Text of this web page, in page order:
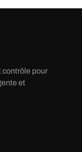
contrôle pour
et